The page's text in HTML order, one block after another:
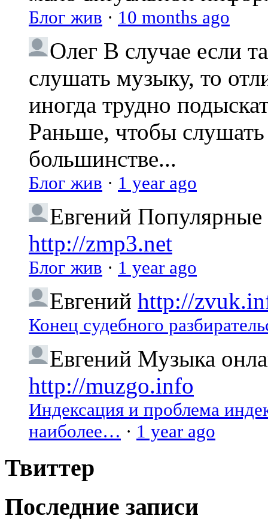
Блог жив · 10 months ago
Олег В случае если
слушать музыку, то
иногда трудно
Раньше, чтобы слушать
большинстве...
Блог жив · 1 year ago
Евгений Популярные
http://zmp3.net
Блог жив · 1 year ago
Евгений http://
Конец судебного
Евгений Музыка
http://muzgo.info
Индексация и проблема
наиболее… · 1 year ago
Твиттер
Последние записи